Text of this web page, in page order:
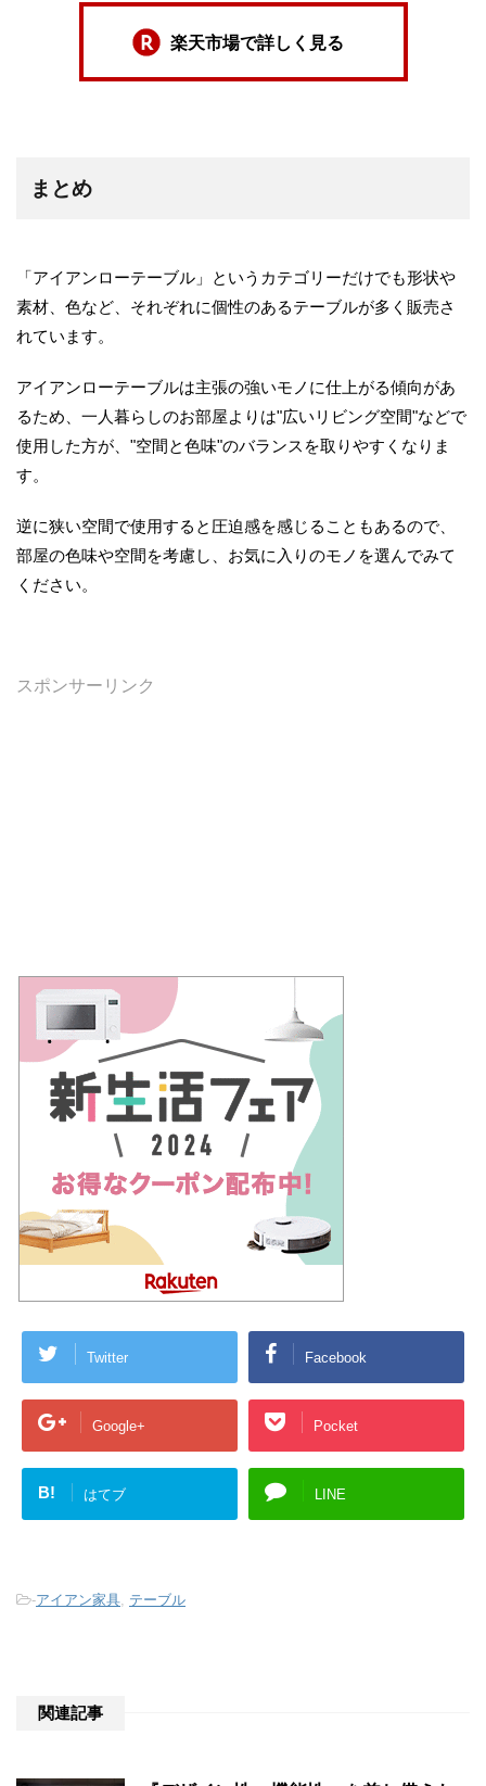
楽天市場で詳しく見る
まとめ
「アイアンローテーブル」というカテゴリーだけでも形状や
素材、色など、それぞれに個性のあるテーブルが多く販売さ
れています。
アイアンローテーブルは主張の強いモノに仕上がる傾向があ
るため、一人暮らしのお部屋よりは"広いリビング空間"などで
使用した方が、"空間と色味"のバランスを取りやすくなりま
す。
逆に狭い空間で使用すると圧迫感を感じることもあるので、
部屋の色味や空間を考慮し、お気に入りのモノを選んでみて
ください。
スポンサーリンク
Twitter Facebook
Google+ Pocket
B! はてブ LINE
-アイアン家具, テーブル
関連記事